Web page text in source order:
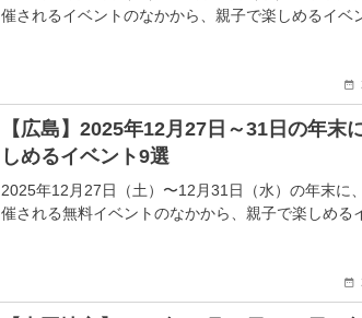
催されるイベントのなかから、親子で楽しめるイベ
【広島】2025年12月27日～31日の年末
しめるイベント9選
2025年12月27日（土）〜12月31日（水）の年末に
催される無料イベントのなかから、親子で楽しめる